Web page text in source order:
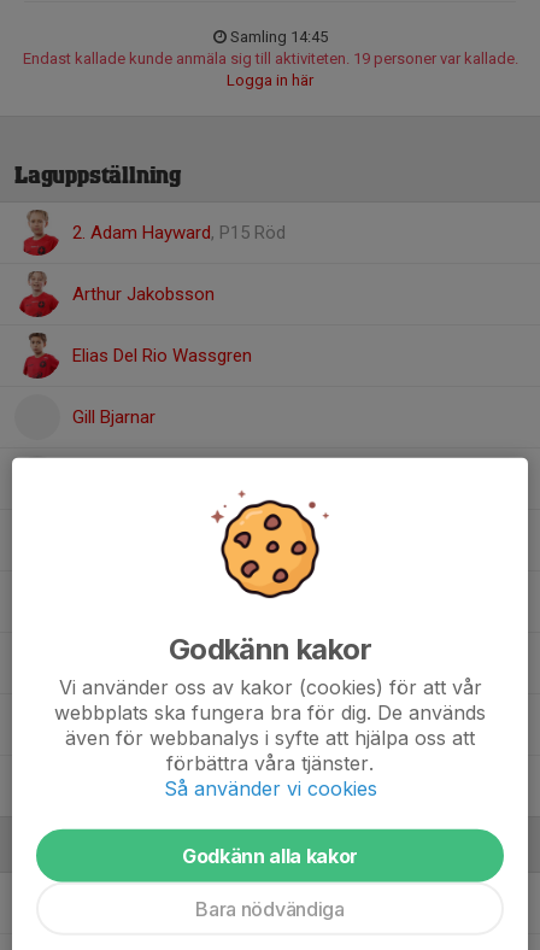
Samling 14:45
Endast kallade kunde anmäla sig till aktiviteten. 19 personer var kallade.
Logga in här
Laguppställning
2. Adam Hayward, P15 Röd
Arthur Jakobsson
Elias Del Rio Wassgren
Gill Bjarnar
, P15 Röd
Victor Sjöö
Ledare
Tränare
Godkänn kakor
Vi använder oss av kakor (cookies) för att vår
webbplats ska fungera bra för dig. De används
även för webbanalys i syfte att hjälpa oss att
förbättra våra tjänster.
Så använder vi cookies
Godkänn alla kakor
Bara nödvändiga